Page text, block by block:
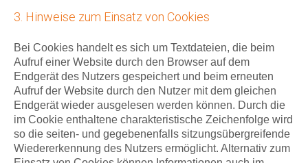
3. Hinweise zum Einsatz von Cookies
Bei Cookies handelt es sich um Textdateien, die beim
Aufruf einer Website durch den Browser auf dem
Endgerät des Nutzers gespeichert und beim erneuten
Aufruf der Website durch den Nutzer mit dem gleichen
Endgerät wieder ausgelesen werden können. Durch die
im Cookie enthaltene charakteristische Zeichenfolge wird
so die seiten- und gegebenenfalls sitzungsübergreifende
Wiedererkennung des Nutzers ermöglicht. Alternativ zum